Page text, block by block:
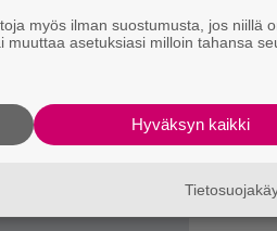
ei ollut hyvä,
ollut mitään
hänen mielestään
myös ilman suostumusta, jos niillä
asetuksiasi milloin tahansa
Hyväksyn kaikki